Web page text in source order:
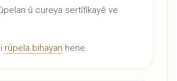
û cureya sertîfîkayê ve
rûpela bihayan hene.